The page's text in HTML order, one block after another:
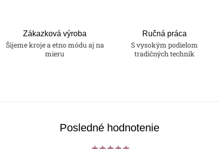
Zákazková výroba
Šijeme kroje a etno módu aj na
mieru
Ručná práca
S vysokým podielom
tradičných techník
Posledné hodnotenie